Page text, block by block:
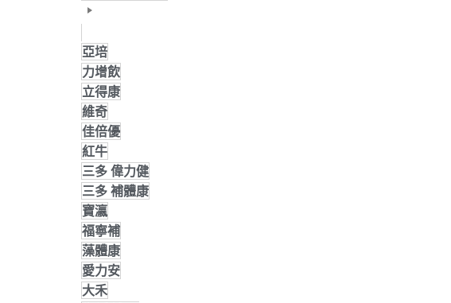
亞培
力增飲
立得康
維奇
佳倍優
紅牛
三多 偉力健
三多 補體康
寶瀛
福寧補
藻體康
愛力安
大禾